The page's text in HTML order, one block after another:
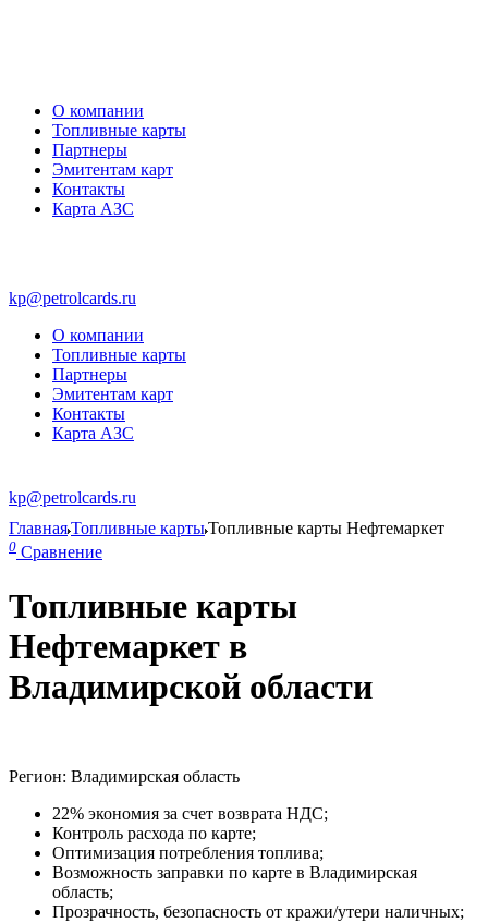
О компании
Топливные карты
Партнеры
Эмитентам карт
Контакты
Карта АЗС
kp@petrolcards.ru
О компании
Топливные карты
Партнеры
Эмитентам карт
Контакты
Карта АЗС
kp@petrolcards.ru
ГлавнаяТопливные картыТопливные карты Нефтемаркет
0 Сравнение
Топливные карты
Нефтемаркет в
Владимирской области
Регион: Владимирская область
22% экономия за счет возврата НДС;
Контроль расхода по карте;
Оптимизация потребления топлива;
Возможность заправки по карте в Владимирская
область;
Прозрачность, безопасность от кражи/утери наличных;